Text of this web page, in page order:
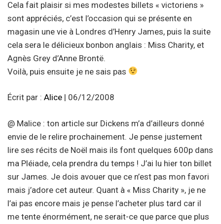
Cela fait plaisir si mes modestes billets « victoriens »
sont appréciés, c’est l’occasion qui se présente en
magasin une vie à Londres d’Henry James, puis la suite
cela sera le délicieux bonbon anglais : Miss Charity, et
Agnès Grey d’Anne Brontë.
Voilà, puis ensuite je ne sais pas
Écrit par : Alice | 06/12/2008
@ Malice : ton article sur Dickens m’a d’ailleurs donné
envie de le relire prochainement. Je pense justement
lire ses récits de Noël mais ils font quelques 600p dans
ma Pléiade, cela prendra du temps ! J’ai lu hier ton billet
sur James. Je dois avouer que ce n’est pas mon favori
mais j’adore cet auteur. Quant à « Miss Charity », je ne
l’ai pas encore mais je pense l’acheter plus tard car il
me tente énormément, ne serait-ce que parce que plus